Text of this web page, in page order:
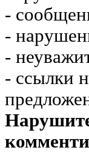
-
-
-
- ссылки